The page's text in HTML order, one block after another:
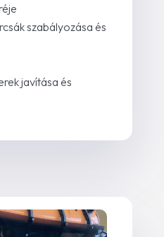
szabályozása és
javítása és